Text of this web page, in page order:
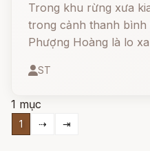
Trong khu rừng xưa
trong cảnh thanh
Phượng Hoàng là lo
khăn. Bị cười chê, bị
cả khu rừng.
ST
1 mục
1 ⇢ ⇥